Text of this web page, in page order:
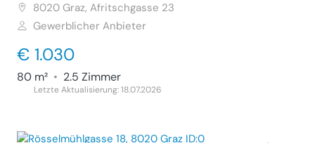
8020 Graz, Afritschgasse 23
Gewerblicher Anbieter
€ 1.030
80 m² • 2.5 Zimmer
Letzte Aktualisierung: 18.07.2026